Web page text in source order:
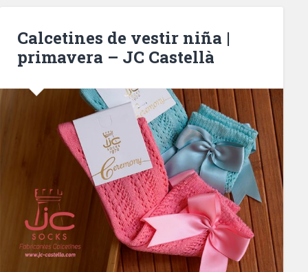
Calcetines de vestir niña |
primavera – JC Castellà